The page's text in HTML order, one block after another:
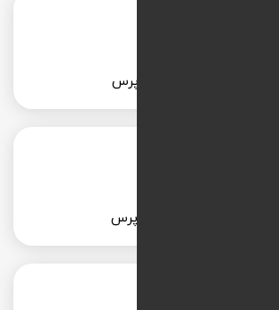
طراحی سایت پزشکی با وردپرس
طراحی سایت شرکتی با وردپرس